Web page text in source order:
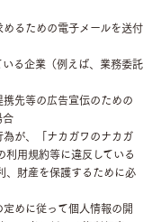
るための電子メールを送付
る企業（例えば、業務委託
先等の広告宣伝のための
が、「ナカガワのナカガ
用規約等に違反している
、財産を保護するために必
めに従って個人情報の開